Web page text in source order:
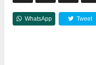
WhatsApp Tweet